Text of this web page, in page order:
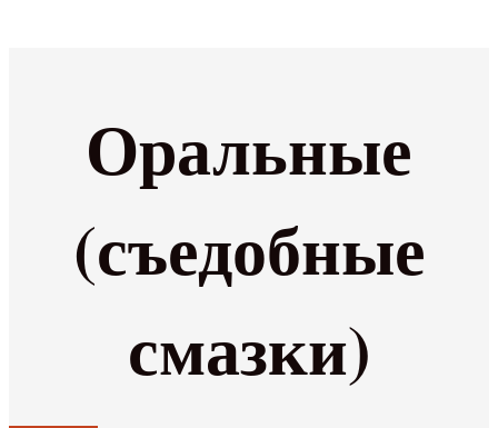
Оральные
(съедобные
смазки)